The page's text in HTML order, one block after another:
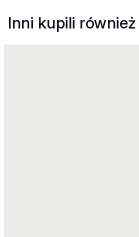
Inni kupili również